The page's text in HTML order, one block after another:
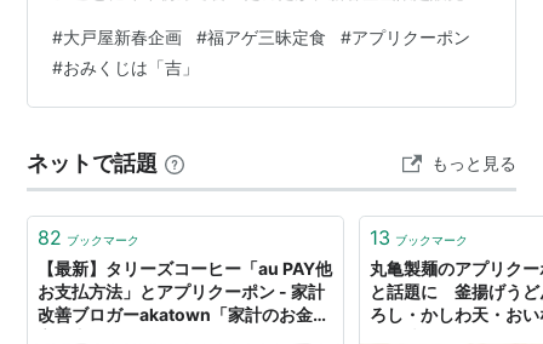
くて高い。大海老フライ・スコッチエッグ・ヒレカツの
盛り合わせ定食で1,750円だった。そして、その悪魔のよ
うな企画が今年もあることを知った。しばらく迷ったの
入店したので、今年は余裕を持っていこうと決めた。 13
日までなら、アプリクーポンで…
#大戸屋新春企画 #福アゲ三昧定食 #アプリクーポン
#おみくじは「吉」
ネットで話題 もっと見る
82 ブックマーク
【最新】タリーズコーヒー「au PAY他
お支払方法」とアプリクーポン - 家計
改善ブロガーakatown「家計のお金と
13 ブックマーク
丸亀製麺のアプリク
と話題に 釜揚げうど
ろし・かしわ天・お